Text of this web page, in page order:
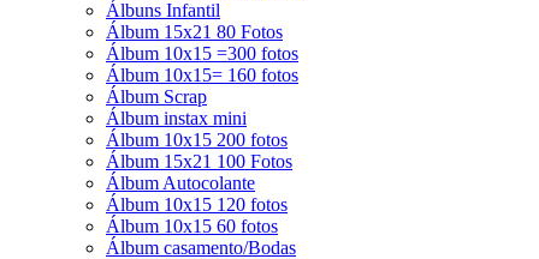
Álbuns Infantil
Álbum 15x21 80 Fotos
Álbum 10x15 =300 fotos
Álbum 10x15= 160 fotos
Álbum Scrap
Álbum instax mini
Álbum 10x15 200 fotos
Álbum 15x21 100 Fotos
Álbum Autocolante
Álbum 10x15 120 fotos
Álbum 10x15 60 fotos
Álbum casamento/Bodas